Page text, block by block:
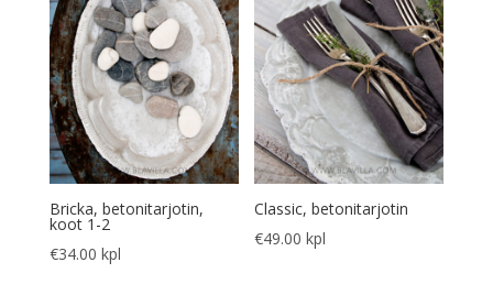
Bricka, betonitarjotin,
koot 1-2
€34.00 kpl
Classic, betonitarjotin
€49.00 kpl